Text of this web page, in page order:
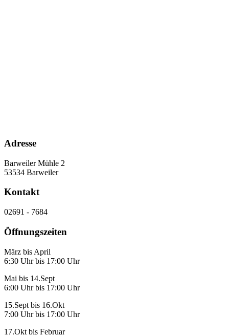
Adresse
Barweiler Mühle 2
53534 Barweiler
Kontakt
02691 - 7684
Öffnungszeiten
März bis April
6:30 Uhr bis 17:00 Uhr
Mai bis 14.Sept
6:00 Uhr bis 17:00 Uhr
15.Sept bis 16.Okt
7:00 Uhr bis 17:00 Uhr
17.Okt bis Februar